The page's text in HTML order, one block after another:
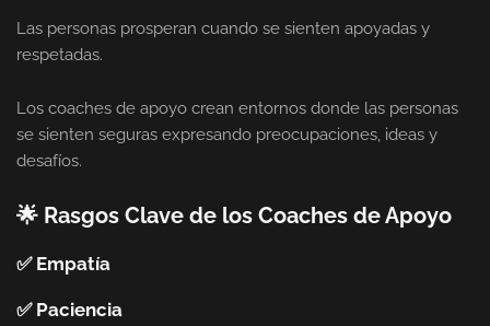
Las personas prosperan cuando se sienten apoyadas y
respetadas.
Los coaches de apoyo crean entornos donde las personas
se sienten seguras expresando preocupaciones, ideas y
desafíos.
🌟 Rasgos Clave de los Coaches de Apoyo
✅ Empatía
✅ Paciencia